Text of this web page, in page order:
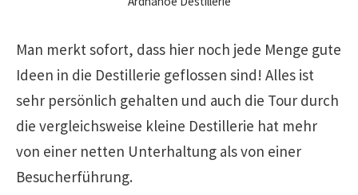
Man merkt sofort, dass hier noch jede Menge gute
Ideen in die Destillerie geflossen sind! Alles ist
sehr persönlich gehalten und auch die Tour durch
die vergleichsweise kleine Destillerie hat mehr
von einer netten Unterhaltung als von einer
Besucherführung.